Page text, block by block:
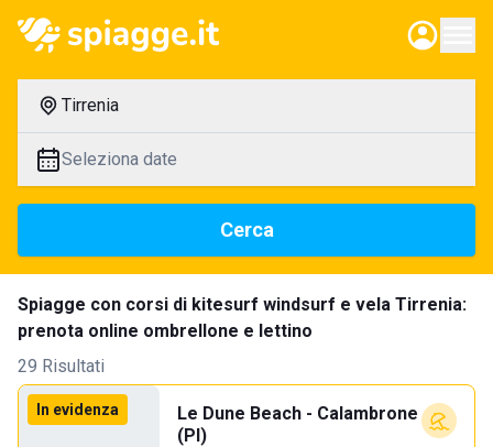
Tirrenia
Seleziona date
Cerca
Spiagge con corsi di kitesurf windsurf e vela Tirrenia:
prenota online ombrellone e lettino
29 Risultati
In evidenza
Le Dune Beach - Calambrone
(PI)